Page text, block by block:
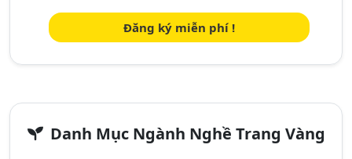
Đăng ký miễn phí !
Danh Mục Ngành Nghề Trang Vàng